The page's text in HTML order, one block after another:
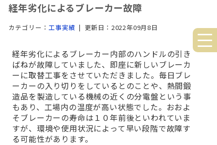
経年劣化によるブレーカー故障
カテゴリー： 工事実績 | 更新日：2022年09月8日
経年劣化によるブレーカー内部のハンドルの引き
ばねが故障していました、即座に新しいブレーカ
ーに取替工事をさせていただきました。毎日ブレ
ーカーの入り切りをしているとのことや、熱間鍛
造品を製造している機械の近くの分電盤という事
もあり、工場内の温度が高い状態でした。おおよ
そブレーカーの寿命は１０年前後といわれていま
すが、環境や使用状況によって早い段階で故障す
る可能性があります。